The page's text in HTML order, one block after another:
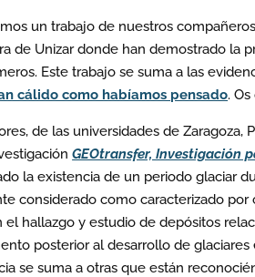
un trabajo de nuestros
de Unizar donde han demostrado la
Este trabajo se suma a las
cálido como habíamos pensado.
de las universidades de Zaragoza,
GEOtransfer, Investigación
la existencia de un periodo glaciar
considerado como caracterizado por
el hallazgo y estudio de depósitos
posterior al desarrollo de
se suma a otras que están